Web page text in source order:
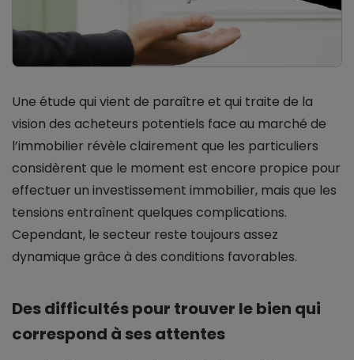
Une étude qui vient de paraître et qui traite de la
vision des acheteurs potentiels face au marché de
l’immobilier révèle clairement que les particuliers
considèrent que le moment est encore propice pour
effectuer un investissement immobilier, mais que les
tensions entraînent quelques complications.
Cependant, le secteur reste toujours assez
dynamique grâce à des conditions favorables.
Des difficultés pour trouver le bien qui
correspond à ses attentes